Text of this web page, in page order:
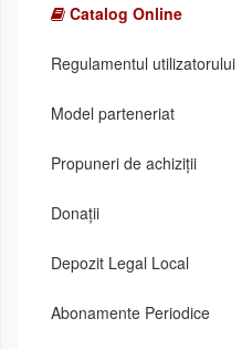
Catalog Online
Regulamentul utilizatorului
Model parteneriat
Propuneri de achiziții
Donații
Depozit Legal Local
Abonamente Periodice